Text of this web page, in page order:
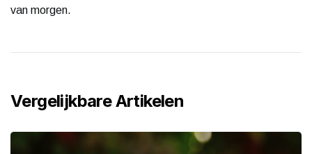
van morgen.
Vergelijkbare Artikelen